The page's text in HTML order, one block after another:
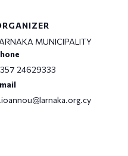
MUNICIPALITY
24629333